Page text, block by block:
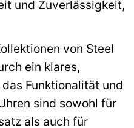
und Zuverlässigkeit,
von Steel
ein klares,
Funktionalität und
sind sowohl für
als auch für